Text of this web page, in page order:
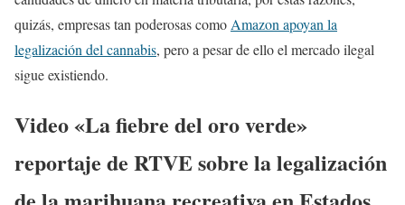
quizás, empresas tan poderosas como Amazon apoyan la
legalización del cannabis, pero a pesar de ello el mercado ilegal
sigue existiendo.
Video «La fiebre del oro verde»
reportaje de RTVE sobre la legalización